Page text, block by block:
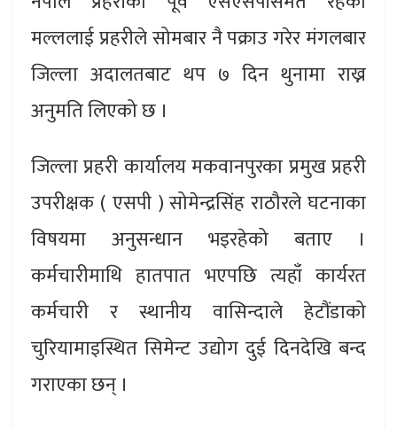
मल्ललाई प्रहरीले सोमबार नै पक्राउ गरेर मंगलबार
जिल्ला अदालतबाट थप ७ दिन थुनामा राख्न
अनुमति लिएको छ ।
जिल्ला प्रहरी कार्यालय मकवानपुरका प्रमुख प्रहरी
उपरीक्षक ( एसपी ) सोमेन्द्रसिंह राठौरले घटनाका
विषयमा अनुसन्धान भइरहेको बताए ।
कर्मचारीमाथि हातपात भएपछि त्यहाँ कार्यरत
कर्मचारी र स्थानीय वासिन्दाले हेटौंडाको
चुरियामाइस्थित सिमेन्ट उद्योग दुई दिनदेखि बन्द
गराएका छन् ।